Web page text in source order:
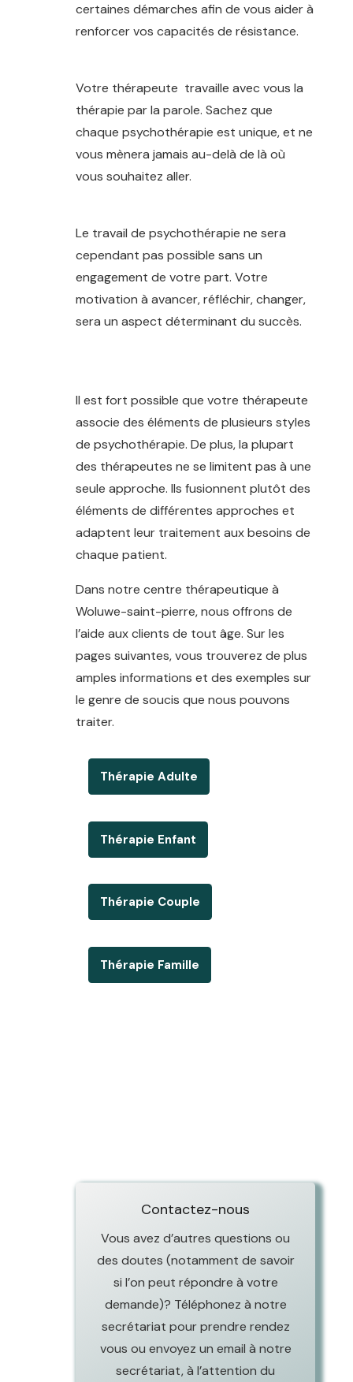
certaines démarches afin de vous aider à
renforcer vos capacités de résistance.
Votre thérapeute travaille avec vous la
thérapie par la parole. Sachez que
chaque psychothérapie est unique, et ne
vous mènera jamais au-delà de là où
vous souhaitez aller.
Le travail de psychothérapie ne sera
cependant pas possible sans un
engagement de votre part. Votre
motivation à avancer, réfléchir, changer,
sera un aspect déterminant du succès.
Il est fort possible que votre thérapeute
associe des éléments de plusieurs styles
de psychothérapie. De plus, la plupart
des thérapeutes ne se limitent pas à une
seule approche. Ils fusionnent plutôt des
éléments de différentes approches et
adaptent leur traitement aux besoins de
chaque patient.
Dans notre centre thérapeutique à
Woluwe-saint-pierre, nous offrons de
l’aide aux clients de tout âge. Sur les
pages suivantes, vous trouverez de plus
amples informations et des exemples sur
le genre de soucis que nous pouvons
traiter.
Thérapie Adulte
Thérapie Enfant
Thérapie Couple
Thérapie Famille
Contactez-nous
Vous avez d’autres questions ou
des doutes (notamment de savoir
si l’on peut répondre à votre
demande)? Téléphonez à notre
secrétariat pour prendre rendez
vous ou envoyez un email à notre
secrétariat, à l’attention du